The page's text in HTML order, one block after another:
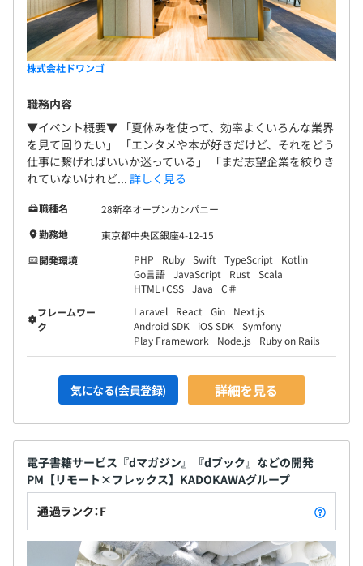
TypeScript、Kotlin、Swift、Ruby、PHP、Scala、
Python、Erlang、Rust、C++など利用言語だけでも多く
存在します。
基盤では耐障害性や実行スピードが求められるため
Erlang、Rust、C++が利用されていたりします。また、イ
ンフラもオンプレミスのプライベートクラウドやAWSな
どのパブリッククラウドなど使い分けています。このよう
に、技術領域に関してもさまざまな経験を積むことができ
ます。
遇を決定しています。
半年間での能力の成長を基本給に、期初および期中の目標
に対する成果や会社業績を賞与に結び付ける仕組みです。
サービスの企画開発や広告企画営業などの現場最前線〜コ
ーポレートなどのバックオフィスまで、社内のありとあら
ゆる部署がスピード感と裁量をもって各プロジェクトを推
進しています。
3カ月（期間中、待遇の変更はありません）
株式会社ドワンゴ
職務内容
▼イベント概要▼ 「夏休みを使って、効率よくいろんな業界
を見て回りたい」 「エンタメや本が好きだけど、それをどう
仕事に繋げればいいか迷っている」 「まだ志望企業を絞りき
れていないけれど... 詳しく見る
職種名
28新卒オープンカンパニー
勤務地
東京都中央区銀座4-12-15
開発環境
PHP Ruby Swift TypeScript
Kotlin
Go言語 JavaScript Rust
Scala
HTML+CSS Java
C＃
フレームワー
ク
Laravel React Gin
Next.js
Android SDK
iOS SDK
Symfony
Play Framework
Node.js Ruby on Rails
気になる(会員登録) 詳細を見る
電子書籍サービス『dマガジン』『dブック』などの開発
PM【リモート×フレックス】KADOKAWAグループ
通過ランク：F